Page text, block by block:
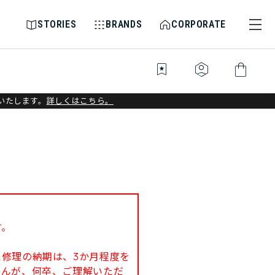
STORIES BRANDS CORPORATE
bookmark_star identity_platform shopping_bag
します。 詳しくはこちら。
理の納期は、3か月程度を
が、何卒、ご理解いただ